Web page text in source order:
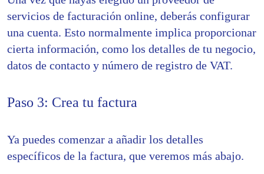
servicios de facturación online, deberás configurar
una cuenta. Esto normalmente implica proporcionar
cierta información, como los detalles de tu negocio,
datos de contacto y número de registro de VAT.
Paso 3: Crea tu factura
Ya puedes comenzar a añadir los detalles
específicos de la factura, que veremos más abajo.